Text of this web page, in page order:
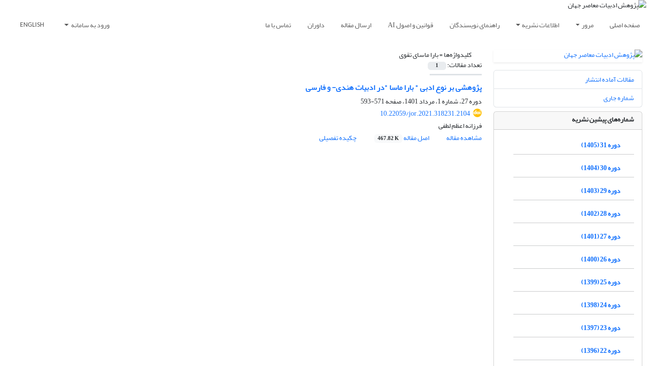
صفحه اصلی مرور اطلاعات نشریه راهنمای نویسندگان قوانین و اصول AI ارسال مقاله داوران تماس با ما ورود به سامانه ENGLISH
کلیدواژه‌ها =بارا ماسای تقوی
تعداد مقالات: 1
پژوهشی بر نوع ادبی " بارا ماسا "در ادبیات هندی- و فارسی
دوره 27، شماره 1، مرداد 1401، صفحه
571-593
10.22059/jor.2021.318231.2104
فرزانه اعظم لطفی
مشاهده مقاله
اصل مقاله 467.82 K چکیده تفصیلی
مقالات آماده انتشار
شماره جاری
شماره‌های پیشین نشریه
دوره 31 (1405)
دوره 30 (1404)
دوره 29 (1403)
دوره 28 (1402)
دوره 27 (1401)
دوره 26 (1400)
دوره 25 (1399)
دوره 24 (1398)
دوره 23 (1397)
دوره 22 (1396)